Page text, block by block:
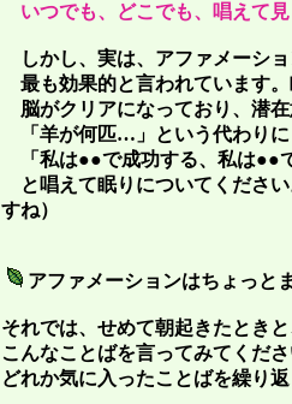
いつでも、どこでも、唱えて
しかし、実は、アファメーシ
最も効果的と言われています
脳がクリアになっており、潜
「羊が何匹…」という代わりに
「私は●●で成功する、私は●●
と唱えて眠りについてくださ
すね）
アファメーションはちょっと
それでは、せめて朝起きたとき
こんなことばを言ってみてくだ
どれか気に入ったことばを繰り